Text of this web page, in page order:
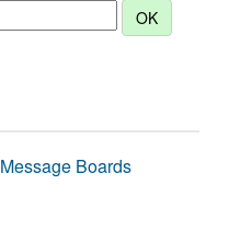
Message Boards